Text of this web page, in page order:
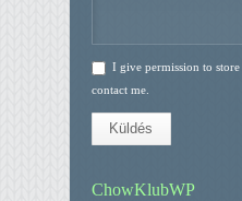
I give permission to
contact me.
Küldés
ChowKlubWP